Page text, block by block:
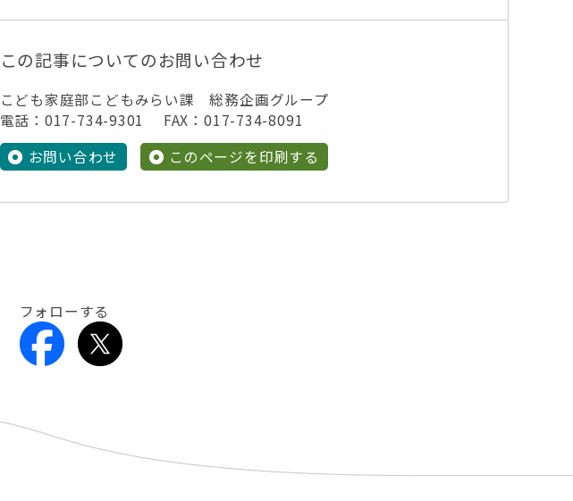
この記事についてのお問い合わせ
こども家庭部こどもみらい課 総務企画グループ
電話：017-734-9301 FAX：017-734-8091
お問い合わせ
このページを印刷する
フォローする